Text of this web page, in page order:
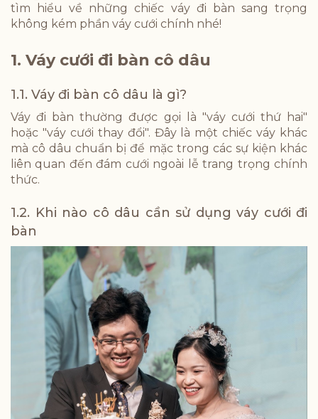
tìm hiểu về những chiếc váy đi bàn sang trọng
không kém phần váy cưới chính nhé!
1. Váy cưới đi bàn cô dâu
1.1. Váy đi bàn cô dâu là gì?
Váy đi bàn thường được gọi là "váy cưới thứ hai"
hoặc "váy cưới thay đổi". Đây là một chiếc váy khác
mà cô dâu chuẩn bị để mặc trong các sự kiện khác
liên quan đến đám cưới ngoài lễ trang trọng chính
thức.
1.2. Khi nào cô dâu cần sử dụng váy cưới đi
bàn